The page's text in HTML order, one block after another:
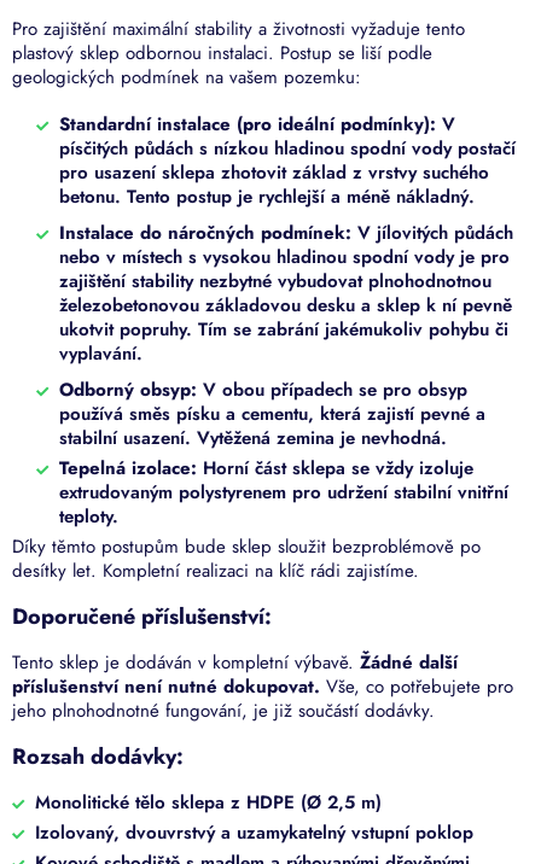
Pro zajištění maximální stability a životnosti vyžaduje tento
plastový sklep odbornou instalaci. Postup se liší podle
geologických podmínek na vašem pozemku:
Standardní instalace (pro ideální podmínky): V
písčitých půdách s nízkou hladinou spodní vody postačí
pro usazení sklepa zhotovit základ z vrstvy suchého
betonu. Tento postup je rychlejší a méně nákladný.
Instalace do náročných podmínek: V jílovitých půdách
nebo v místech s vysokou hladinou spodní vody je pro
zajištění stability nezbytné vybudovat plnohodnotnou
železobetonovou základovou desku a sklep k ní pevně
ukotvit popruhy. Tím se zabrání jakémukoliv pohybu či
vyplavání.
Odborný obsyp: V obou případech se pro obsyp
používá směs písku a cementu, která zajistí pevné a
stabilní usazení. Vytěžená zemina je nevhodná.
Tepelná izolace: Horní část sklepa se vždy izoluje
extrudovaným polystyrenem pro udržení stabilní vnitřní
teploty.
Díky těmto postupům bude sklep sloužit bezproblémově po
desítky let. Kompletní realizaci na klíč rádi zajistíme.
Doporučené příslušenství:
Tento sklep je dodáván v kompletní výbavě. Žádné další
příslušenství není nutné dokupovat. Vše, co potřebujete pro
jeho plnohodnotné fungování, je již součástí dodávky.
Rozsah dodávky:
Monolitické tělo sklepa z HDPE (Ø 2,5 m)
Izolovaný, dvouvrstvý a uzamykatelný vstupní poklop